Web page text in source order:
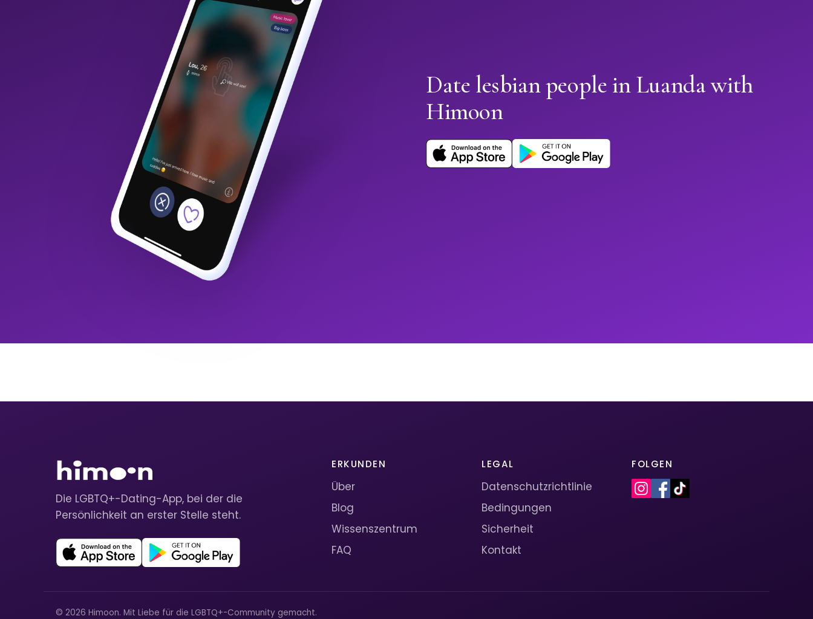
Date lesbian people in Luanda with
Himoon
Die LGBTQ+-Dating-App, bei der die
Persönlichkeit an erster Stelle steht.
ERKUNDEN
Über
Blog
Wissenszentrum
FAQ
LEGAL
Datenschutzrichtlinie
Bedingungen
Sicherheit
Kontakt
FOLGEN
© 2026 Himoon. Mit Liebe für die LGBTQ+-Community gemacht.